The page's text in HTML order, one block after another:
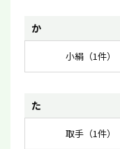
か
小絹（1件）
た
取手（1件）